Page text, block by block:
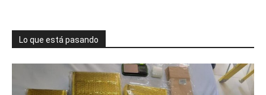
Lo que está pasando